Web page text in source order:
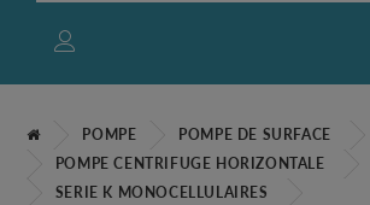
POMPE
POMPE DE SURFACE
POMPE CENTRIFUGE HORIZONTALE
SERIE K MONOCELLULAIRES